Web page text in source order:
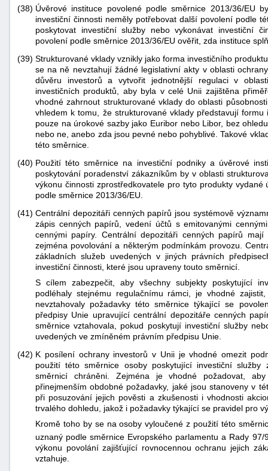
(38) Úvěrové instituce povolené podle směrnice 2013/36/EU
investiční činnosti neměly potřebovat další povolení podle
poskytovat investiční služby nebo vykonávat investiční
povolení podle směrnice 2013/36/EU ověřit, zda instituce
(39) Strukturované vklady vznikly jako forma investičního
se na ně nevztahují žádné legislativní akty v oblasti
důvěru investorů a vytvořit jednotnější regulaci v
investičních produktů, aby byla v celé Unii zajištěna
vhodné zahrnout strukturované vklady do oblasti
vhledem k tomu, že strukturované vklady představují
pouze na úrokové sazby jako Euribor nebo Libor, bez
nebo ne, anebo zda jsou pevné nebo pohyblivé. Takové
této směrnice.
(40) Použití této směrnice na investiční podniky a úvěrové
poskytování poradenství zákazníkům by v oblasti
výkonu činnosti zprostředkovatele pro tyto produkty
podle směrnice 2013/36/EU.
(41) Centrální depozitáři cenných papírů jsou systémově
zápis cenných papírů, vedení účtů s emitovanými
cennými papíry. Centrální depozitáři cenných papírů
zejména povolování a některým podmínkám provozu.
základních služeb uvedených v jiných právních
investiční činnosti, které jsou upraveny touto směrnicí.
S cílem zabezpečit, aby všechny subjekty poskytující
podléhaly stejnému regulačnímu rámci, je vhodné
nevztahovaly požadavky této směrnice týkající se
předpisy Unie upravující centrální depozitáře cenných
směrnice vztahovala, pokud poskytují investiční služby
uvedených ve zmíněném právním předpisu Unie.
(42) K posílení ochrany investorů v Unii je vhodné omezit
použití této směrnice osoby poskytující investiční
směrnicí chráněni. Zejména je vhodné požadovat,
přinejmenším obdobné požadavky, jaké jsou stanoveny v
při posuzování jejich pověsti a zkušenosti i vhodnosti
trvalého dohledu, jakož i požadavky týkající se pravidel pro
Kromě toho by se na osoby vyloučené z použití této
uznaný podle směrnice Evropského parlamentu a Rady 97/
výkonu povolání zajišťující rovnocennou ochranu jejich
vztahuje.